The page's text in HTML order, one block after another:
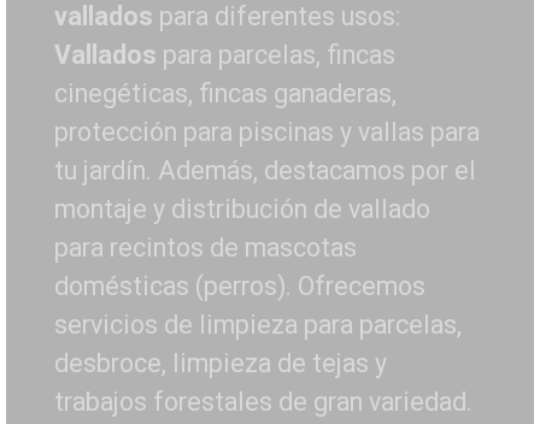
vallados para diferentes usos:
Vallados para parcelas, fincas
cinegéticas, fincas ganaderas,
protección para piscinas y vallas para
tu jardín. Además, destacamos por el
montaje y distribución de vallado
para recintos de mascotas
domésticas (perros). Ofrecemos
servicios de limpieza para parcelas,
desbroce, limpieza de tejas y
trabajos forestales de gran variedad.